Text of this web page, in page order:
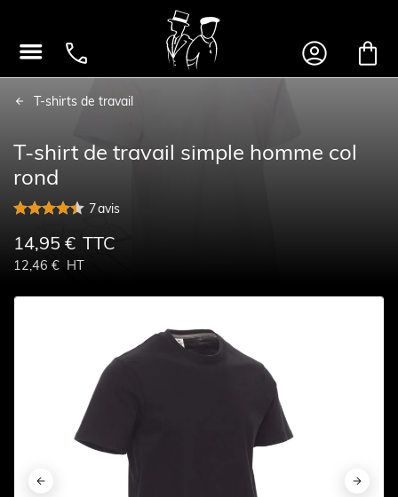
   
T-shirts de travail
T-shirt de travail simple homme col
rond
7avis
14,95 € TTC
12,46 € HT
 
 
 
 
 